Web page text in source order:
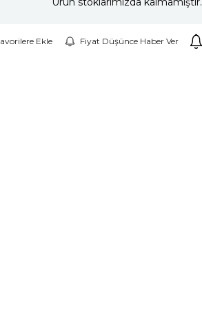
Ekle Fiyat Düşünce Haber Ver